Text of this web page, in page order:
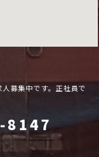
募集中です。正社員で
8147